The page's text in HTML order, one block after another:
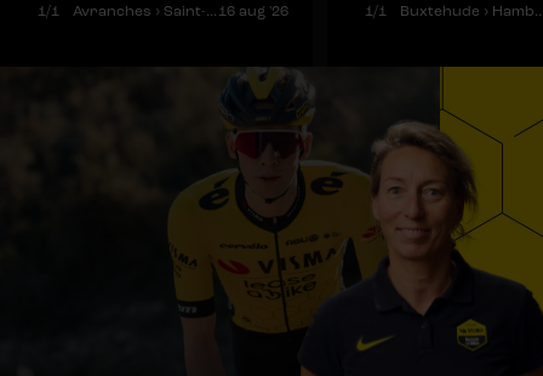
1/1
Avranches › Saint-Martin-de-Landelles 16 aug '26
1/1
Buxtehude